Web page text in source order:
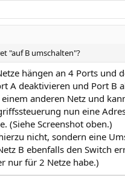
"auf B umschalten"?
hängen an 4 Ports
A deaktivieren und Port B
anderen Netz und
nun eine
(Siehe Screenshot oben.)
nicht, sondern eine
B ebenfalls den Switch
nur für 2 Netze habe.)